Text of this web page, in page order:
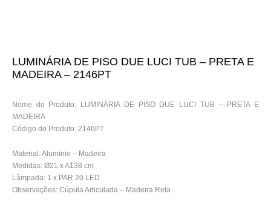
LUMINÁRIA DE PISO DUE LUCI TUB – PRETA E
MADEIRA – 2146PT
Nome do Produto: LUMINÁRIA DE PISO DUE LUCI TUB – PRETA E
MADEIRA
Código do Produto: 2146PT
Material: Alumínio – Madeira
Medidas: Ø21 x A138 cm
Lâmpada: 1 x PAR 20 LED
Observações: Cúpula Articulada – Madeira Reta